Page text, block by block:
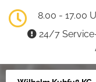
8.00 - 17.00
24/7